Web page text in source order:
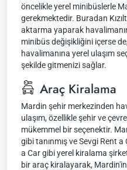
öncelikle yerel minibüslerle
gerekmektedir. Buradan
aktarma yaparak
minibüs değişikliğini içerse
havalimanına yerel ulaşım
şekilde gitmenizi sağlar.
Araç Kiralama
Mardin şehir merkezinden
ulaşım, özellikle şehir ve
mükemmel bir seçenektir.
gibi tanınmış ve Sevgi Rent
a Car gibi yerel kiralama
bir araç kiralayarak,